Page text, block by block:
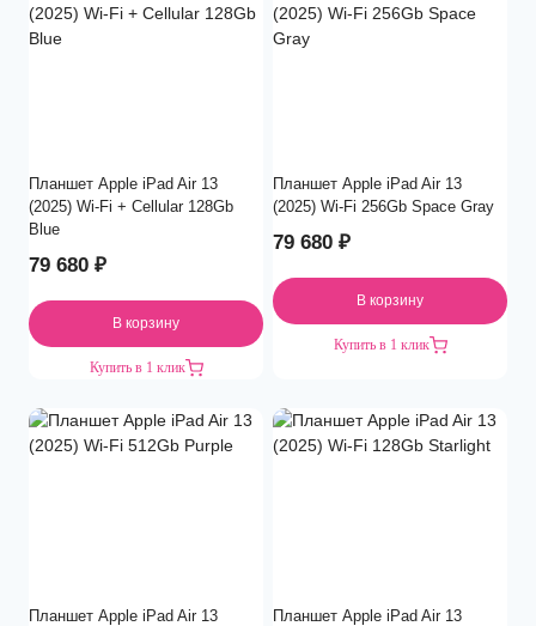
Планшет Apple iPad Air 13
(2025) Wi-Fi + Cellular 128Gb
Blue
79 680 ₽
В корзину
Купить в 1 клик
Планшет Apple iPad Air 13
(2025) Wi-Fi 256Gb Space Gray
79 680 ₽
В корзину
Купить в 1 клик
Планшет Apple iPad Air 13
Планшет Apple iPad Air 13